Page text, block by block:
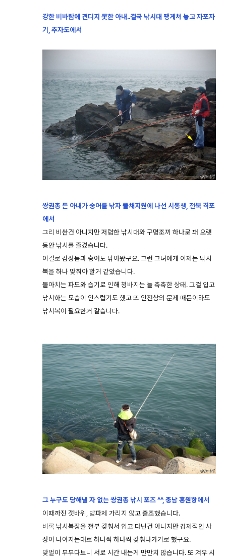
강한 비바람에 견디지 못한 아내..결국 낚시대 팽게쳐 놓고 자포자
기, 추자도에서
쌍권총 든 아내가 숭어를 낚자 뜰채지원에 나선 시동생, 전북 격포
에서
그리 비싼건 아니지만 저렴한 낚시대와 구명조끼 하나로 꽤 오랫
동안 낚시를 즐겼습니다.
이걸로 감성돔과 숭어도 낚아왔구요. 그런 그녀에게 이제는 낚시
복을 하나 맞춰야 할거 같았습니다.
몰아치는 파도와 습기로 인해 청바지는 늘 축축한 상태. 그걸 입고
낚시하는 모습이 안스럽기도 했고 또 안전상의 문제 때문이라도
낚시복이 필요한거 같습니다.
그 누구도 당해낼 자 없는 쌍권총 낚시 포즈 ^^, 충남 홍원항에서
이때까진 갯바위, 방파제 가리지 않고 출조했습니다.
비록 낚시복장을 전부 갖춰서 입고 다닌건 아니지만 경제적인 사
정이 나아지는대로 하나씩 하나씩 갖춰나가기로 했구요.
맞벌이 부부다보니 서로 시간 내는게 만만치 않습니다. 또 겨우 시